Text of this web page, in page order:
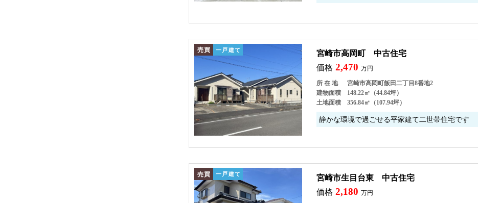
売買 一戸建て
宮崎市高岡町 中古住宅
価格 2,470 万円
所 在 地
宮崎市高岡町飯田二丁目8番地2
建物面積
148.22㎡（44.84坪）
土地面積
356.84㎡（107.94坪）
静かな環境で過ごせる平家建て二世帯住宅です
売買 一戸建て
宮崎市生目台東 中古住宅
価格 2,180 万円